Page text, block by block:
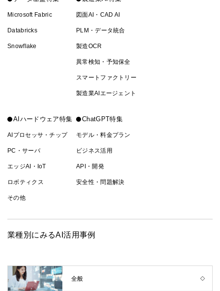
Microsoft Fabric
Databricks
Snowflake
図面AI・CAD AI
PLM・データ統合
製造OCR
異常検知・予知保全
スマートファクトリー
製造業AIエージェント
AIハードウェア特集
AIプロセッサ・チップ
PC・サーバ
エッジAI・IoT
ロボティクス
その他
ChatGPT特集
モデル・料金プラン
ビジネス活用
API・開発
安全性・問題解決
業種別にみるAI活用事例
全般